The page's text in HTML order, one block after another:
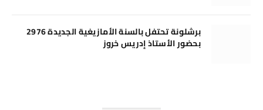
برشلونة تحتفل بالسنة الأمازيغية الجديدة 2976
بحضور الأستاذ إدريس خروز